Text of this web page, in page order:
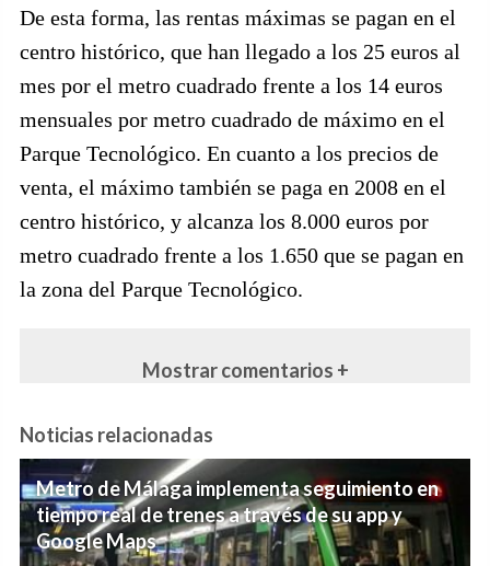
De esta forma, las rentas máximas se pagan en el
centro histórico, que han llegado a los 25 euros al
mes por el metro cuadrado frente a los 14 euros
mensuales por metro cuadrado de máximo en el
Parque Tecnológico. En cuanto a los precios de
venta, el máximo también se paga en 2008 en el
centro histórico, y alcanza los 8.000 euros por
metro cuadrado frente a los 1.650 que se pagan en
la zona del Parque Tecnológico.
Mostrar comentarios +
Noticias relacionadas
Metro de Málaga implementa seguimiento en
tiempo real de trenes a través de su app y
Google Maps